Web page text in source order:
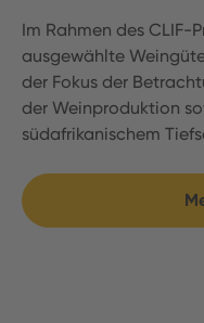
Im Rahmen des CLIF-
ausgewählte
der Fokus der
der Weinproduktion
südafrikanischem